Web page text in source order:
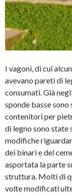
I vagoni, di cui
avevano pareti di
consumati. Già
sponde basse
contenitori per
di legno sono
modifiche
dei binari e del
asportata la parte
struttura. Molti di
volte modificati